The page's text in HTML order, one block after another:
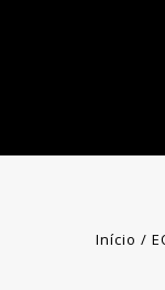
Início /